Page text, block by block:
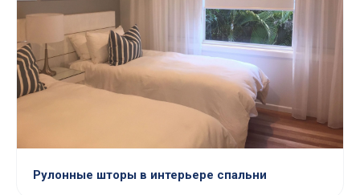
Рулонные шторы в интерьере спальни